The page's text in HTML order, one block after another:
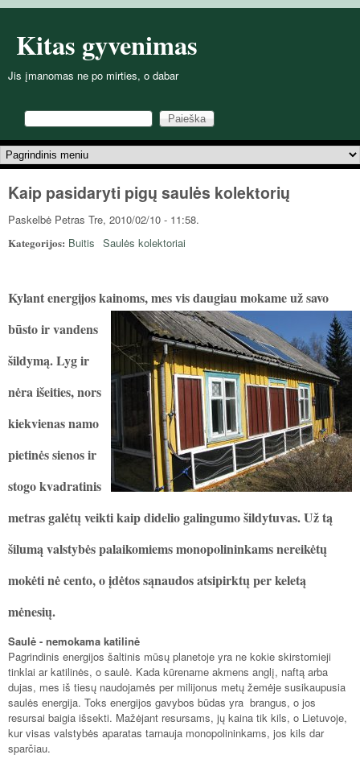
Kitas gyvenimas
Jis įmanomas ne po mirties, o dabar
Paieškos forma
Paieška
Pagrindinis meniu
Kaip pasidaryti pigų saulės kolektorių
Paskelbė Petras Tre, 2010/02/10 - 11:58.
Kategorijos: Buitis Saulės kolektoriai
Kylant energijos kainoms, mesvis daugiau mokame už savo
būsto ir vandens
šildymą. Lyg ir
nėra išeities, nors
kiekvienas namo
pietinės sienos ir
stogo kvadratinis
metras galėtų veikti kaip didelio galingumo šildytuvas. Už tą
šilumą valstybės palaikomiems monopolininkams nereikėtų
mokėti nė cento, o įdėtos sąnaudos atsipirktų per keletą
mėnesių.
Saulė - nemokama katilinė
Pagrindinis energijos šaltinis mūsų planetoje yra ne kokie skirstomieji
tinklai ar katilinės, o saulė. Kada kūrename akmens anglį, naftą arba
dujas, mes iš tiesų naudojamės per milijonus metų žemėje susikaupusia
saulės energija. Toks energijos gavybos būdas yra brangus, o jos
resursai baigia išsekti. Mažėjant resursams, jų kaina tik kils, o Lietuvoje,
kur visas valstybės aparatas tarnauja monopolininkams, jos kils dar
sparčiau.